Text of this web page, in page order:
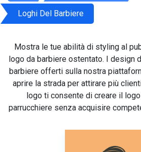
Loghi Del Barbiere
Mostra le tue abilità di styling al
logo da barbiere ostentato. I design
barbiere offerti sulla nostra
aprire la strada per attirare più
logo ti consente di creare il
parrucchiere senza acquisire